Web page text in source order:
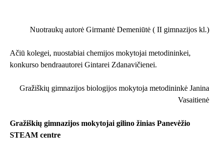
Nuotraukų autorė Girmantė Demeniūtė ( II gimnazijos kl.)
Ačiū kolegei, nuostabiai chemijos mokytojai metodininkei,
konkurso bendraautorei Gintarei Zdanavičienei.
Gražiškių gimnazijos biologijos mokytoja metodininkė Janina
Vasaitienė
Gražiškių gimnazijos mokytojai gilino žinias Panevėžio
STEAM centre